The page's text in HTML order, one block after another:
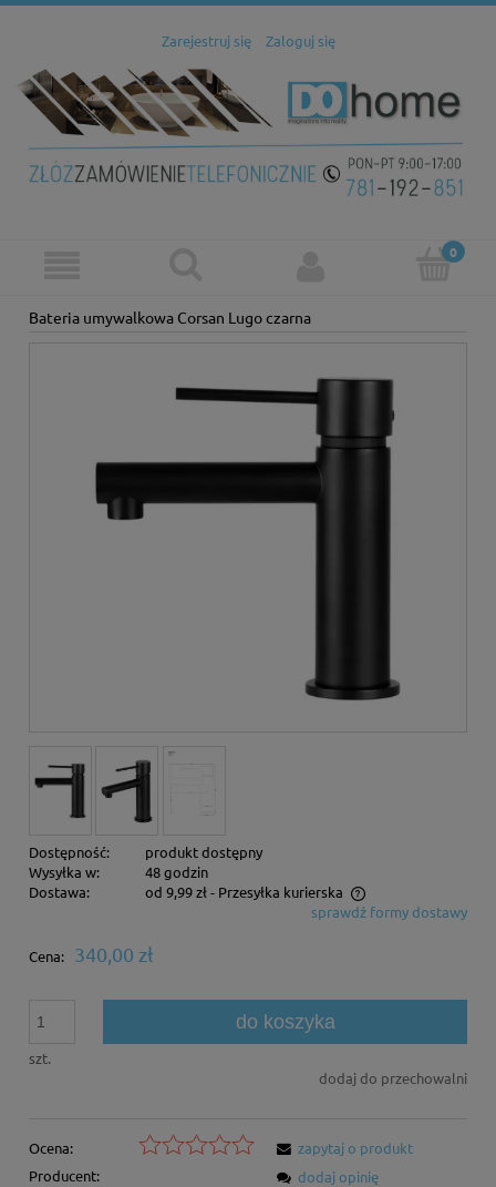
Zarejestruj się Zaloguj się
Bateria umywalkowa Corsan Lugo czarna
Dostępność:
produkt dostępny
Wysyłka w:
48 godzin
Dostawa:
od 9,99 zł- Przesyłka kurierska
Cena nie zawiera ewentualnych kosztów płatnościsprawdź formy dostawy
Cena: 340,00 zł
szt.
do koszyka
dodaj do przechowalni
Ocena:
Producent:
zapytaj o produkt
dodaj opinię